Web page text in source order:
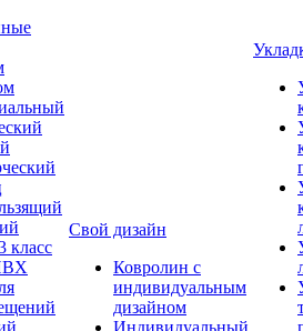
класс
Свой дизайн
Ковролин с
индивидуальным
дизайном
Индивидуальный